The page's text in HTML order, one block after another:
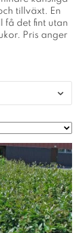
tillväxt. En
få det fint utan
Pris anger